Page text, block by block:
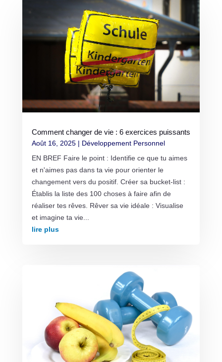
Comment changer de vie : 6 exercices puissants
Août 16, 2025| Développement Personnel
EN BREF Faire le point : Identifie ce que tu aimes
et n'aimes pas dans ta vie pour orienter le
changement vers du positif. Créer sa bucket-list :
Établis la liste des 100 choses à faire afin de
réaliser tes rêves. Rêver sa vie idéale : Visualise
et imagine ta vie...
lire plus